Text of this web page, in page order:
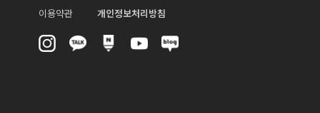
이용약관 개인정보처리방침